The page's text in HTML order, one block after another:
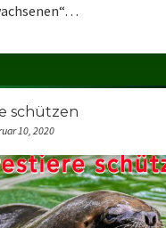
für Duisburg
2024
2021/23
– Vorpommern 2021
schützen
10, 2020